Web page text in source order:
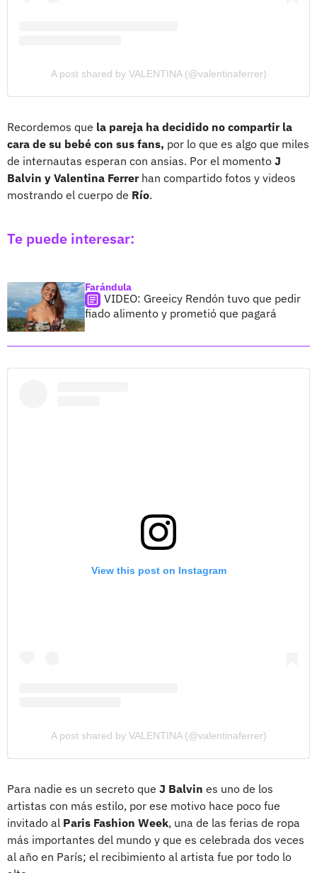
A post shared by VALENTINA (@valentinaferrer)
Recordemos que la pareja ha decidido no compartir la
cara de su bebé con sus fans, por lo que es algo que miles
de internautas esperan con ansias. Por el momento J
Balvin y Valentina Ferrerhan compartido fotos y videos
mostrando el cuerpo de Río.
Te puede interesar:
Farándula
VIDEO: Greeicy Rendón tuvo que pedir
fiado alimento y prometió que pagará
View this post on Instagram
A post shared by VALENTINA (@valentinaferrer)
Para nadie es un secreto que J Balvin es uno de los
artistas con más estilo, por ese motivo hace poco fue
invitado al Paris Fashion Week, una de las ferias de ropa
más importantes del mundo y que es celebrada dos veces
al año en París; el recibimiento al artista fue por todo lo